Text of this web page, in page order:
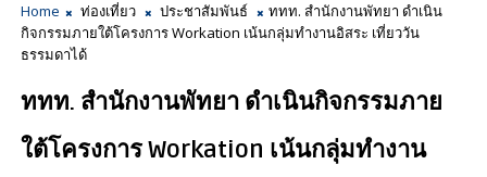
Home ท่องเที่ยว ประชาสัมพันธ์
ททท. สำนักงานพัทยา ดำเนิน
กิจกรรมภายใต้โครงการ Workation เน้นกลุ่มทำงานอิสระ เที่ยววัน
ธรรมดาได้
ททท. สำนักงานพัทยา ดำเนินกิจกรรมภาย
ใต้โครงการ Workation เน้นกลุ่มทำงาน